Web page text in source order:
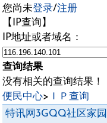
您尚未登录/注册
【IP查询】
IP地址或者域名：
查询结果
没有相关的查询结果！
便民中心> ＩＰ查询
特讯网3GQQ社区家园